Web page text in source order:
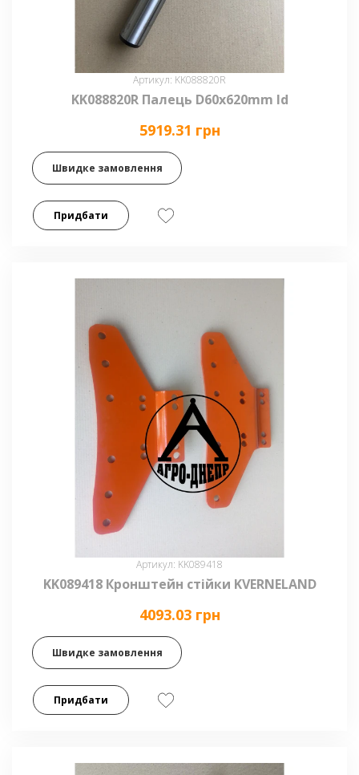
Артикул: KK088820R
KK088820R Палець D60x620mm ld
5919.31 грн
Швидке замовлення
Придбати
Артикул: KK089418
KK089418 Кронштейн стійки KVERNELAND
4093.03 грн
Швидке замовлення
Придбати